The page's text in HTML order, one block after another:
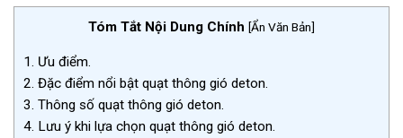
Tóm Tắt Nội Dung Chính [Ẩn Văn Bản]
1. Ưu điểm.
2. Đặc điểm nổi bật quạt thông gió deton.
3. Thông số quạt thông gió deton.
4. Lưu ý khi lựa chọn quạt thông gió deton.